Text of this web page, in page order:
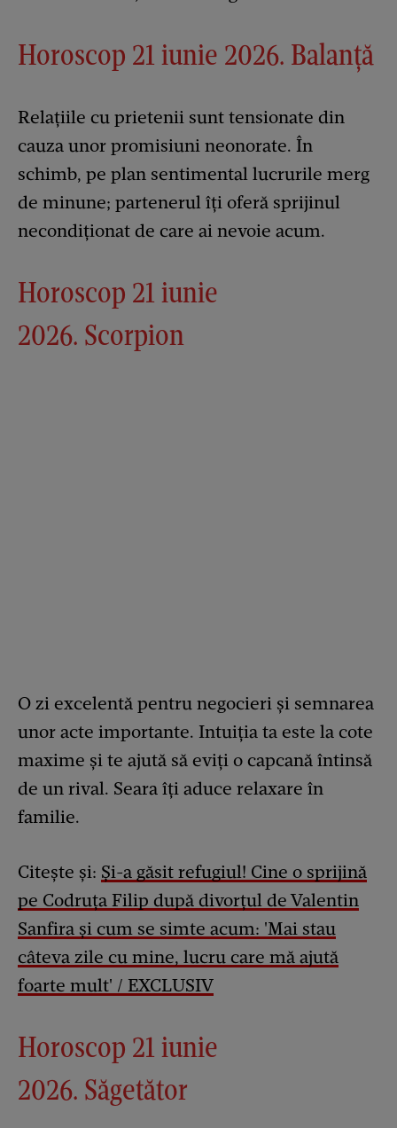
Horoscop 21 iunie 2026. Balanță
Relațiile cu prietenii sunt tensionate din
cauza unor promisiuni neonorate. În
schimb, pe plan sentimental lucrurile merg
de minune; partenerul îți oferă sprijinul
necondiționat de care ai nevoie acum.
Horoscop 21 iunie
2026. Scorpion
O zi excelentă pentru negocieri și semnarea
unor acte importante. Intuiția ta este la cote
maxime și te ajută să eviți o capcană întinsă
de un rival. Seara îți aduce relaxare în
familie.
Citește și: Și-a găsit refugiul! Cine o sprijină
pe Codruța Filip după divorțul de Valentin
Sanfira și cum se simte acum: 'Mai stau
câteva zile cu mine, lucru care mă ajută
foarte mult' / EXCLUSIV
Horoscop 21 iunie
2026. Săgetător